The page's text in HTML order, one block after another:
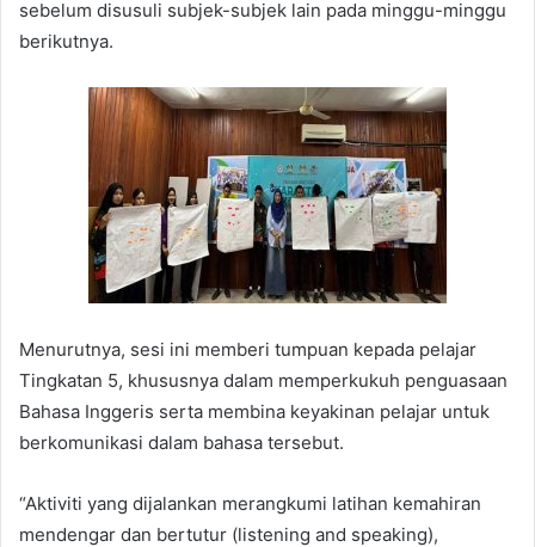
sebelum disusuli subjek-subjek lain pada minggu-minggu
berikutnya.
Menurutnya, sesi ini memberi tumpuan kepada pelajar
Tingkatan 5, khususnya dalam memperkukuh penguasaan
Bahasa Inggeris serta membina keyakinan pelajar untuk
berkomunikasi dalam bahasa tersebut.
“Aktiviti yang dijalankan merangkumi latihan kemahiran
mendengar dan bertutur (listening and speaking),